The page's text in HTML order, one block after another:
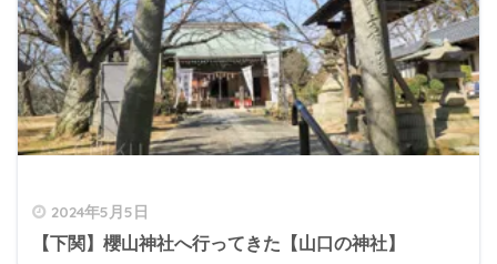
2024年5月5日
【下関】櫻山神社へ行ってきた【山口の神社】